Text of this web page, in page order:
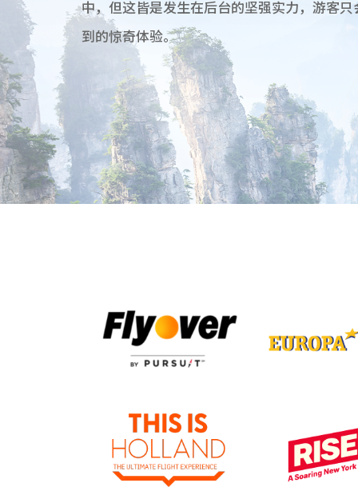
中，但这皆是发生在后台的坚强实力，游客
到的惊奇体验。